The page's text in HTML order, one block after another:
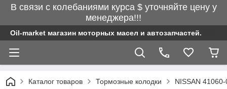
В связи с колебаниями курса $ уточняйте цену у
менеджера!!!
Oil-market магазин моторных масел и автозапчастей.
Каталог товаров Тормозные колодки NISSAN